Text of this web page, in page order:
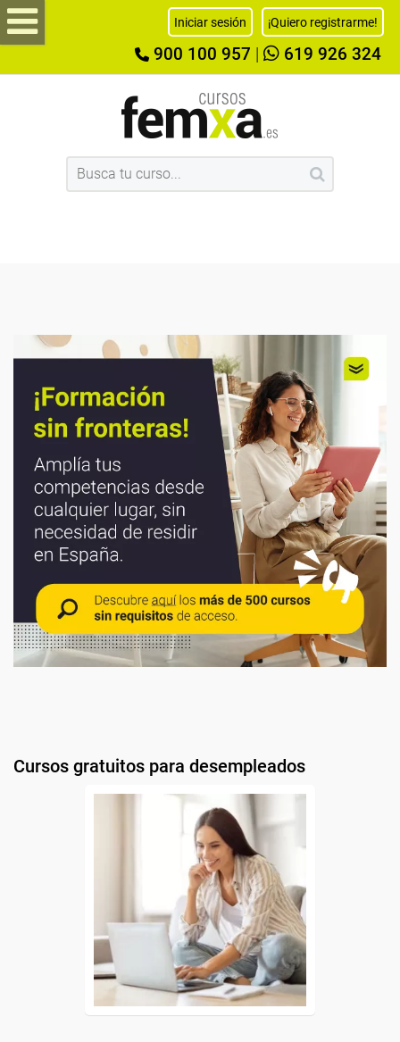
Iniciar sesión ¡Quiero registrarme!
900 100 957 619 926 324
Cursos gratuitos para desempleados